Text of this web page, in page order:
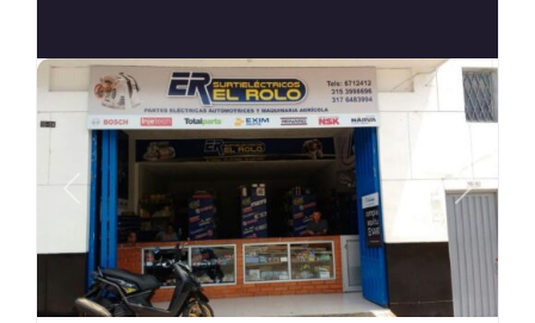
Anterior